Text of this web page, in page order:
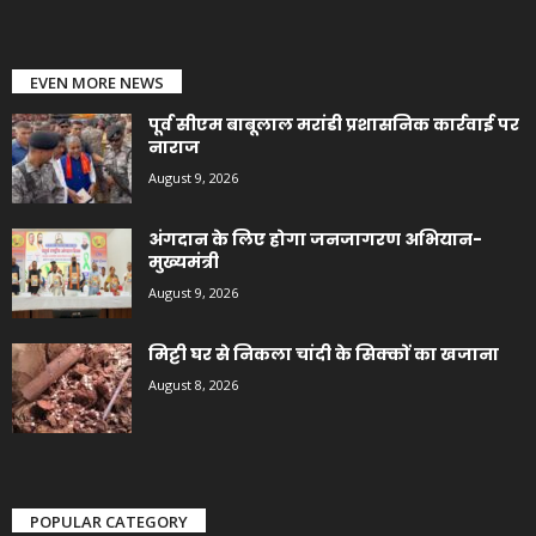
EVEN MORE NEWS
पूर्व सीएम बाबूलाल मरांडी प्रशासनिक कार्रवाई पर
नाराज
August 9, 2026
अंगदान के लिए होगा जनजागरण अभियान-
मुख्यमंत्री
August 9, 2026
मिट्टी घर से निकला चांदी के सिक्कों का खजाना
August 8, 2026
POPULAR CATEGORY